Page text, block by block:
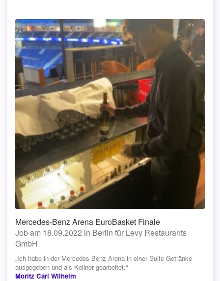
Mercedes-Benz Arena EuroBasket Finale
Job am 18.09.2022 in Berlin für Levy Restaurants
GmbH
„Ich habe in der Mercedes Benz Arena in einer Suite Getränke
ausgegeben und als Kellner gearbeitet.“
Moritz Carl Wilhelm